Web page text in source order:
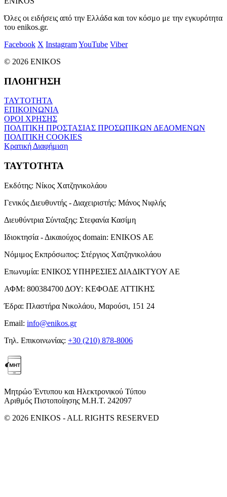
Όλες οι ειδήσεις από την Ελλάδα και τον κόσμο με την εγκυρότητα
του enikos.gr.
Facebook X InstagramYouTube Viber
© 2026 ENIKOS
ΠΛΟΗΓΗΣΗ
ΤΑΥΤΟΤΗΤΑ
ΕΠΙΚΟΙΝΩΝΙΑ
ΟΡΟΙ ΧΡΗΣΗΣ
ΠΟΛΙΤΙΚΗ ΠΡΟΣΤΑΣΙΑΣ ΠΡΟΣΩΠΙΚΩΝ ΔΕΔΟΜΕΝΩΝ
ΠΟΛΙΤΙΚΗ COOKIES
Κρατική Διαφήμιση
ΤΑΥΤΟΤΗΤΑ
Εκδότης: Νίκος Χατζηνικολάου
Γενικός Διευθυντής - Διαχειριστής: Μάνος Νιφλής
Διευθύντρια Σύνταξης: Στεφανία Κασίμη
Ιδιοκτησία - Δικαιούχος domain: ENIKOS AE
Νόμιμος Εκπρόσωπος: Στέργιος Χατζηνικολάου
Επωνυμία: ΕΝΙΚΟΣ ΥΠΗΡΕΣΙΕΣ ΔΙΑΔΙΚΤΥΟΥ ΑΕ
ΑΦΜ: 800384700 ΔΟΥ: ΚΕΦΟΔΕ ΑΤΤΙΚΗΣ
Έδρα: Πλαστήρα Νικολάου, Μαρούσι, 151 24
Email: info@enikos.gr
Τηλ. Επικοινωνίας: +30 (210) 878-8006
Μητρώο Έντυπου και Ηλεκτρονικού Τύπου
Αριθμός Πιστοποίησης Μ.Η.Τ. 242097
© 2026 ENIKOS - ALL RIGHTS RESERVED